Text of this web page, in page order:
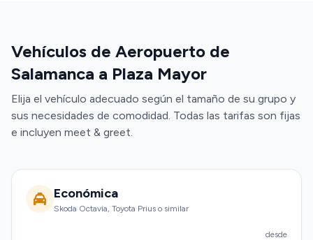
Vehículos de Aeropuerto de
Salamanca a Plaza Mayor
Elija el vehículo adecuado según el tamaño de su grupo y
sus necesidades de comodidad. Todas las tarifas son fijas
e incluyen meet & greet.
Económica
Skoda Octavia, Toyota Prius o similar
desde